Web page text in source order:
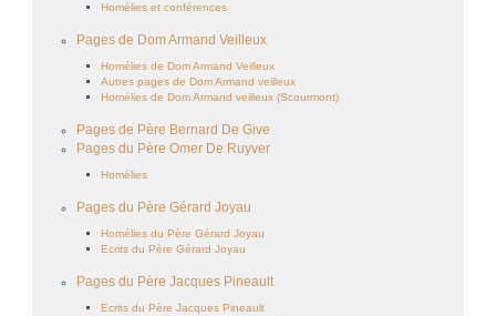
Homélies et conférences
Pages de Dom Armand Veilleux
Homélies de Dom Armand Veilleux
Autres pages de Dom Armand veilleux
Homélies de Dom Armand veilleux (Scourmont)
Pages de Père Bernard De Give
Pages du Père Omer De Ruyver
Homélies
Pages du Père Gérard Joyau
Homélies du Père Gérard Joyau
Ecrits du Père Gérard Joyau
Pages du Père Jacques Pineault
Ecrits du Père Jacques Pineault